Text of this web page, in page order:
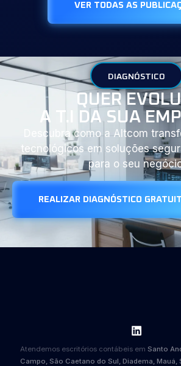
VER TODAS AS
DIAGNÓSTICO
QUER
A T.I DA SUA
Descubra como a Altcom
tecnológicos em soluções
para o seu
REALIZAR DIAGNÓSTICO
Atendemos escritórios contábeis em Santo
Campo, São Caetano do Sul, Diadema, Mauá,